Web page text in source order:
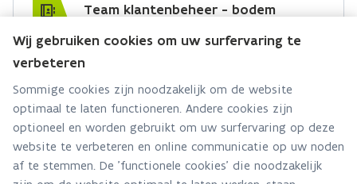
Team klantenbeheer - bodem
Hebt u een vraag voor dit team? Stel ze hier:
Via contact formulier
Alle contactgegevens
Adres
Stationsstraat 110
Wij gebruiken cookies om uw surfervaring te
verbeteren
Sommige cookies zijn noodzakelijk om de website
optimaal te laten functioneren. Andere cookies zijn
optioneel en worden gebruikt om uw surfervaring op deze
website te verbeteren en online communicatie op uw noden
af te stemmen. De 'functionele cookies' die noodzakelijk